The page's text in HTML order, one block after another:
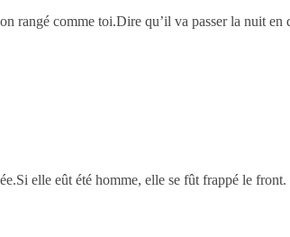
rangé comme toi.Dire qu’il va passer la nuit en
elle eût été homme, elle se fût frappé le